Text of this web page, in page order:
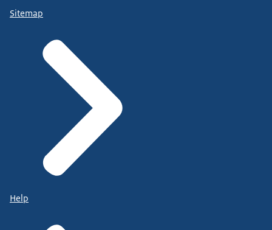
Sitemap
Help